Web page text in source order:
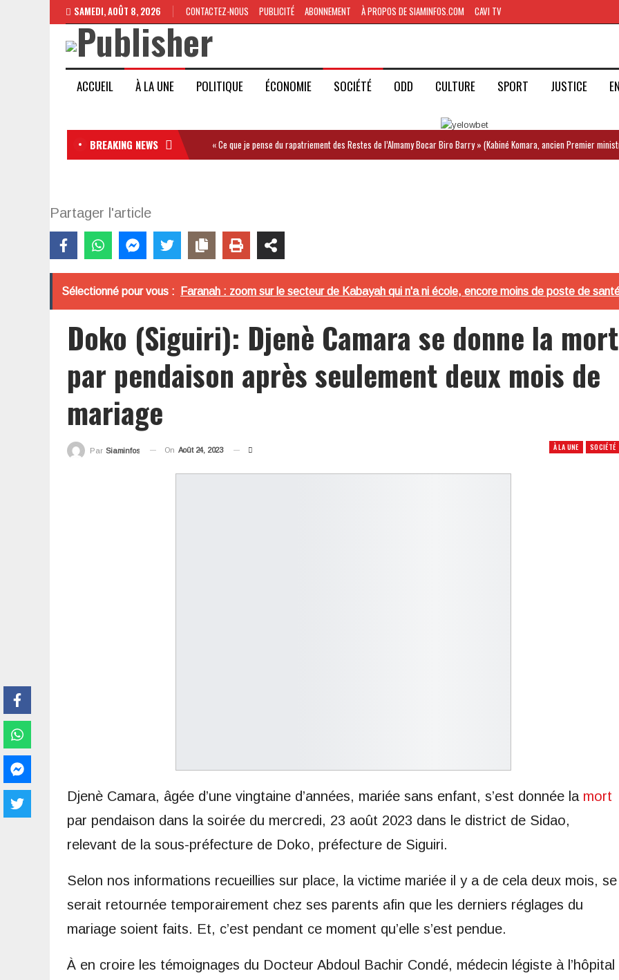
SAMEDI, AOÛT 8, 2026 CONTACTEZ-NOUS PUBLICITÉ ABONNEMENT À PROPOS DE SIAMINFOS.COM CAVI TV
ACCUEIL À LA UNE POLITIQUE ÉCONOMIE SOCIÉTÉ ODD CULTURE SPORT JUSTICE
BREAKING NEWS « Ce que je pense du rapatriement des Restes de l’Almamy Bocar Biro Barry » (Kabiné Komara, ancien Premier
Partager l'article
Sélectionné pour vous : Faranah : zoom sur le secteur de Kabayah qui n'a ni école, encore moins de poste de
Doko (Siguiri): Djenè Camara se donne la mort
par pendaison après seulement deux mois de
mariage
À LA UNE SOCIÉTÉ
Par Siaminfos On Août 24, 2023
Djenè Camara, âgée d’une vingtaine d’années, mariée sans enfant, s’est donnée la mort
par pendaison dans la soirée du mercredi, 23 août 2023 dans le district de Sidao,
relevant de la sous-préfecture de Doko, préfecture de Siguiri.
Selon nos informations recueillies sur place, la victime mariée il y a de cela deux mois, se
serait retournée temporairement chez ses parents afin que les derniers réglages du
mariage soient faits. Et, c’est pendant ce moment qu’elle s’est pendue.
À en croire les témoignages du Docteur Abdoul Bachir Condé, médecin légiste à l’hôpital